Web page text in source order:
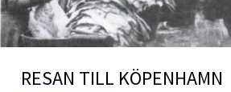
RESAN TILL KÖPENHAMN